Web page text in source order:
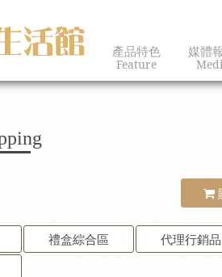
產品特色
Feature
媒體
禮盒綜合區 代理行銷品